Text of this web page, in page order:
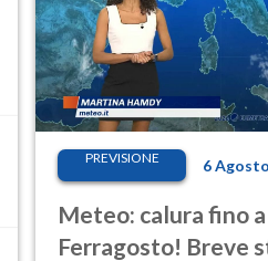
PREVISIONE 6
Meteo: calura fino a
Ferragosto! Breve